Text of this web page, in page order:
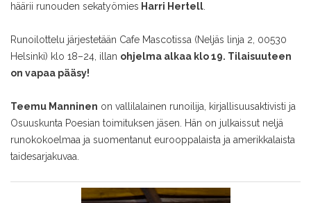
häärii runouden sekatyömies Harri Hertell
Runoilottelu järjestetään Cafe Mascotissa (Neljäs linja 2, 00530
Helsinki) klo 18–24, illan ohjelma alkaa klo 19. Tilaisuuteen
on vapaa pääsy!
Teemu Manninen on vallilalainen runoilija, kirjallisuusaktivisti ja
Osuuskunta Poesian toimituksen jäsen. Hän on julkaissut neljä
runokokoelmaa ja suomentanut eurooppalaista ja amerikkalaista
taidesarjakuvaa.